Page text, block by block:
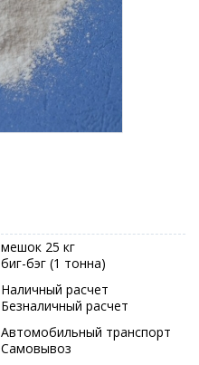
мешок 25 кг
биг-бэг (1 тонна)
Наличный расчет
Безналичный расчет
Автомобильный транспорт
Самовывоз